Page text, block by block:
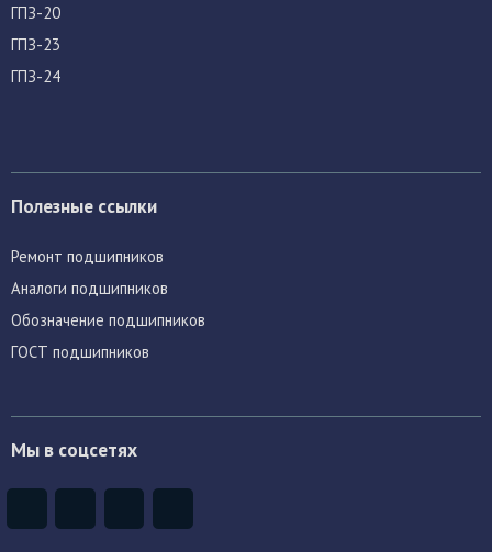
ГПЗ-20
ГПЗ-23
ГПЗ-24
Полезные ссылки
Ремонт подшипников
Аналоги подшипников
Обозначение подшипников
ГОСТ подшипников
Мы в соцсетях